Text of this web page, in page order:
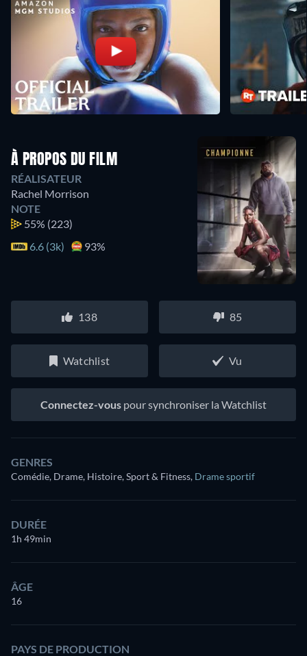
À PROPOS DU FILM
RÉALISATEUR
Rachel Morrison
NOTE
55% (223)
6.6 (3k)
93%
138 85
Watchlist Vu
Connectez-vous pour synchroniser la Watchlist
GENRES
Comédie, Drame, Histoire, Sport & Fitness, Drame sportif
DURÉE
1h 49min
ÂGE
16
PAYS DE PRODUCTION